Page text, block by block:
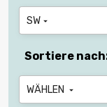
SW 
Sortiere
WÄHLEN 